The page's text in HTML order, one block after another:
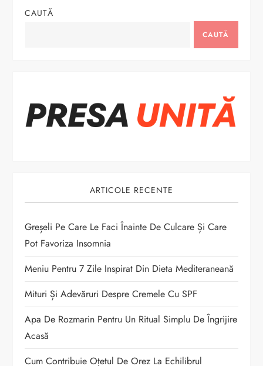
g
e
î
r
t
i
c
o
l
CAUTĂ
CAUTĂ
ARTICOLE RECENTE
Greșeli Pe Care Le Faci Înainte De Culcare Și Care
Pot Favoriza Insomnia
Meniu Pentru 7 Zile Inspirat Din Dieta Mediteraneană
Mituri Și Adevăruri Despre Cremele Cu SPF
Apa De Rozmarin Pentru Un Ritual Simplu De Îngrijire
Acasă
Cum Contribuie Oțetul De Orez La Echilibrul